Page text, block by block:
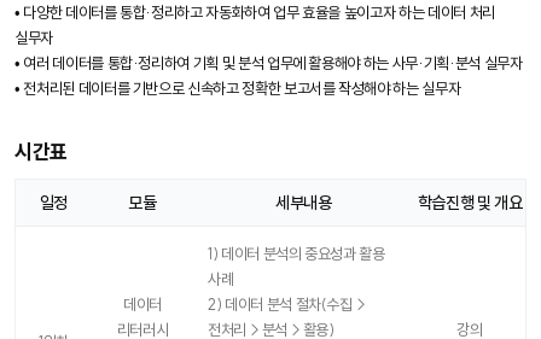
• 다양한 데이터를 통합·정리하고 자동화하여 업무 효율을 높이고자 하는 데이터 처리
실무자
• 여러 데이터를 통합·정리하여 기획 및 분석 업무에 활용해야 하는 사무·기획·분석 실무자
• 전처리된 데이터를 기반으로 신속하고 정확한 보고서를 작성해야 하는 실무자
시간표
일정 모듈 세부내용 학습진행 및 개요
데이터
리터러시
1) 데이터 분석의 중요성과 활용
사례
2) 데이터 분석 절차(수집→
전처리→분석→활용)
강의